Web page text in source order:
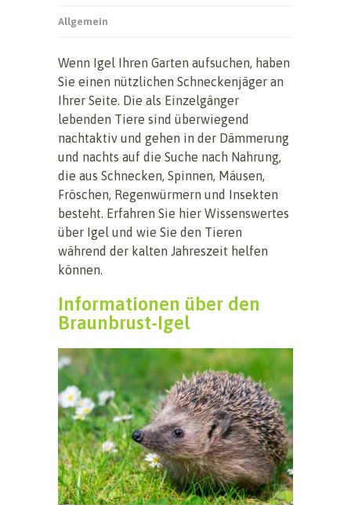
Allgemein
Wenn Igel Ihren Garten aufsuchen, haben
Sie einen nützlichen Schneckenjäger an
Ihrer Seite. Die als Einzelgänger
lebenden Tiere sind überwiegend
nachtaktiv und gehen in der Dämmerung
und nachts auf die Suche nach Nahrung,
die aus Schnecken, Spinnen, Mäusen,
Fröschen, Regenwürmern und Insekten
besteht. Erfahren Sie hier Wissenswertes
über Igel und wie Sie den Tieren
während der kalten Jahreszeit helfen
können.
Informationen über den
Braunbrust-Igel